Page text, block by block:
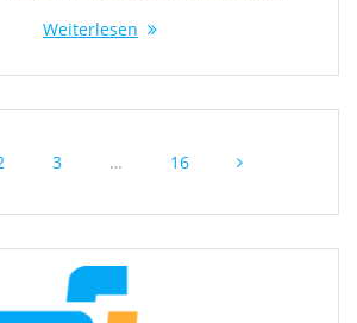
Weiterlesen
Seite
3 … Seite
16